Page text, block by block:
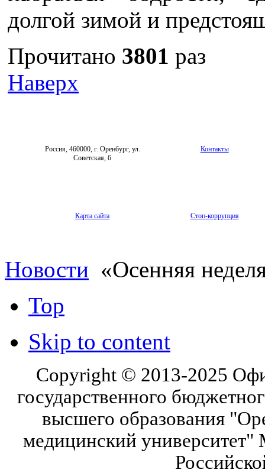
долгой зимой и
Прочитано 3801 раз
Наверх
Россия, 460000, г. Оренбург, ул.
Советская, 6
Контакты
Карта сайта Стоп-коррупция
Новости «Осенняя
Top
Skip to content
Copyright © 2013-2025
государственного
высшего образования
медицинский университет"